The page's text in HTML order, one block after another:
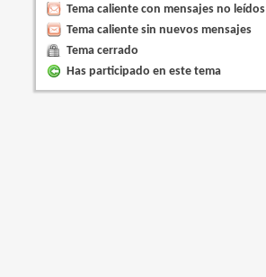
Tema caliente con mensajes no leídos
Tema caliente sin nuevos mensajes
Tema cerrado
Has participado en este tema